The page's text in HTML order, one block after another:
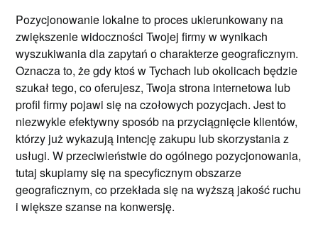
Pozycjonowanie lokalne to proces ukierunkowany na
zwiększenie widoczności Twojej firmy w wynikach
wyszukiwania dla zapytań o charakterze geograficznym.
Oznacza to, że gdy ktoś w Tychach lub okolicach będzie
szukał tego, co oferujesz, Twoja strona internetowa lub
profil firmy pojawi się na czołowych pozycjach. Jest to
niezwykle efektywny sposób na przyciągnięcie klientów,
którzy już wykazują intencję zakupu lub skorzystania z
usługi. W przeciwieństwie do ogólnego pozycjonowania,
tutaj skupiamy się na specyficznym obszarze
geograficznym, co przekłada się na wyższą jakość ruchu
i większe szanse na konwersję.